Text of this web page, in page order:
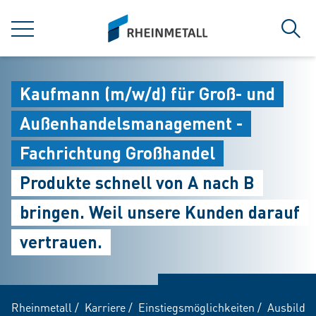
MENÜ
siteLogo
Kaufmann (m/w/d) für Groß- und
Außenhandelsmanagement -
Fachrichtung Großhandel
Produkte schnell von A nach B
bringen. Weil unsere Kunden darauf
vertrauen.
Rheinmetall / Karriere/ Einstiegsmöglichkeiten /